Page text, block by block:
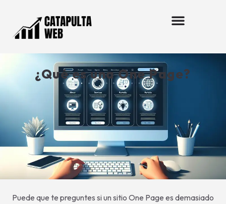
¿Qué es una One Page?
Puede que te preguntes si un sitio One Page es demasiado